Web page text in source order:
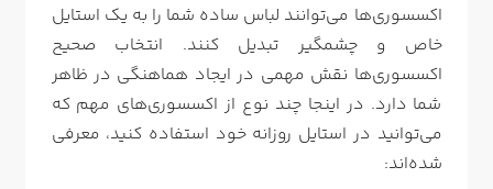
اکسسوری‌ها می‌توانند لباس ساده شما را به یک استایل
خاص و چشمگیر تبدیل کنند. انتخاب صحیح
اکسسوری‌ها نقش مهمی در ایجاد هماهنگی در ظاهر
شما دارد. در اینجا چند نوع از اکسسوری‌های مهم که
می‌توانید در استایل روزانه خود استفاده کنید، معرفی
شده‌اند: